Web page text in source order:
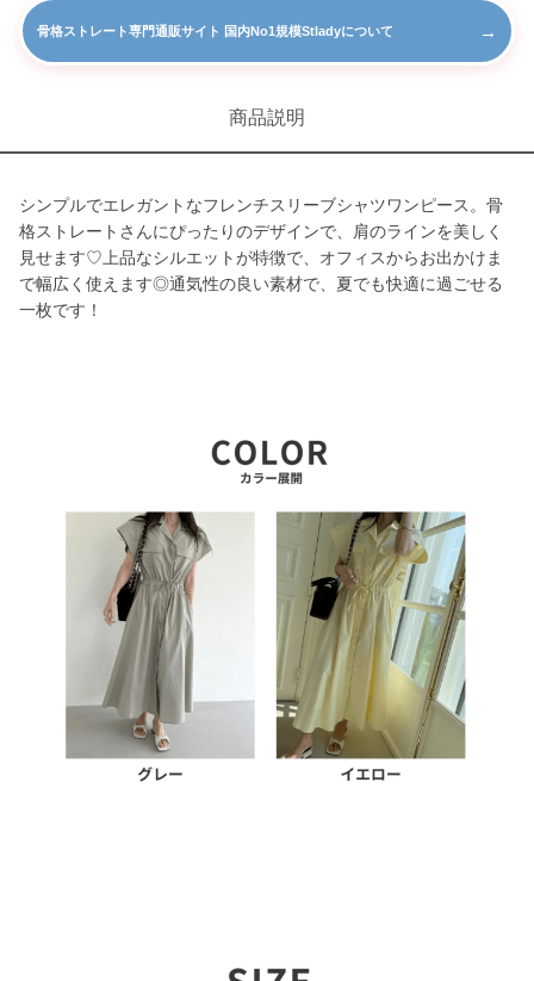
骨格ストレート専門通販サイト 国内No1規模Stladyについて →
商品説明
シンプルでエレガントなフレンチスリーブシャツワンピース。骨
格ストレートさんにぴったりのデザインで、肩のラインを美しく
見せます♡上品なシルエットが特徴で、オフィスからお出かけま
で幅広く使えます◎通気性の良い素材で、夏でも快適に過ごせる
一枚です！